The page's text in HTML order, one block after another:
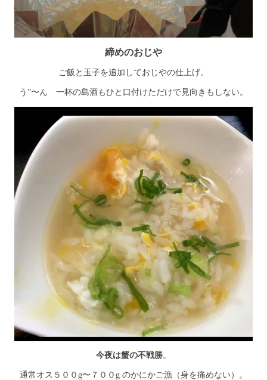
締めのおじや
ご飯と玉子を追加しておじやの仕上げ。
う”〜ん 一杯の島酒もひと口付けただけで見向きもしない。
今夜は蟹の不戦勝。
通常オス５００g〜７００g のかにかご漁（身を痛めない）。